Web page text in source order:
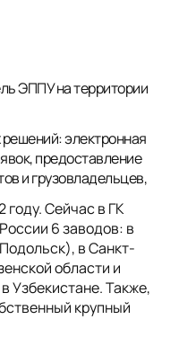
ЭППУ на территории
электронная
предоставление
и грузовладельцев,
году. Сейчас в ГК
6 заводов: в
в Санкт-
области и
Узбекистане. Также,
крупный